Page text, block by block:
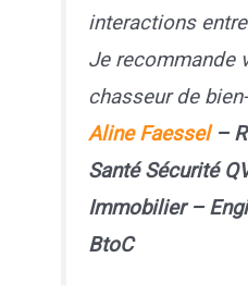
interactions
Je recommande
chasseur de
Aline Faessel–
Santé Sécurité
Immobilier –
BtoC